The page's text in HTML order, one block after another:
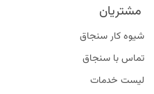
مشتریان
شیوه کار سنجاق
تماس با سنجاق
لیست خدمات